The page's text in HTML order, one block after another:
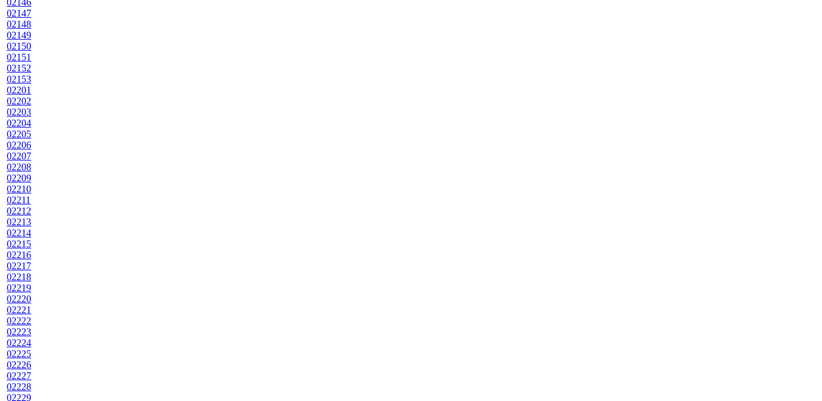
02146
02147
02148
02149
02150
02151
02152
02153
02201
02202
02203
02204
02205
02206
02207
02208
02209
02210
02211
02212
02213
02214
02215
02216
02217
02218
02219
02220
02221
02222
02223
02224
02225
02226
02227
02228
02229